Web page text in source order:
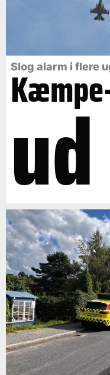
Slog alarm i flere